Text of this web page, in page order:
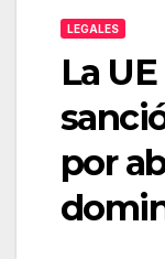
LEGALES
La
por